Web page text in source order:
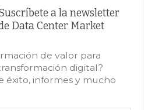
a la newsletter
Data Center Market
de valor para
digital?
éxito, informes y mucho